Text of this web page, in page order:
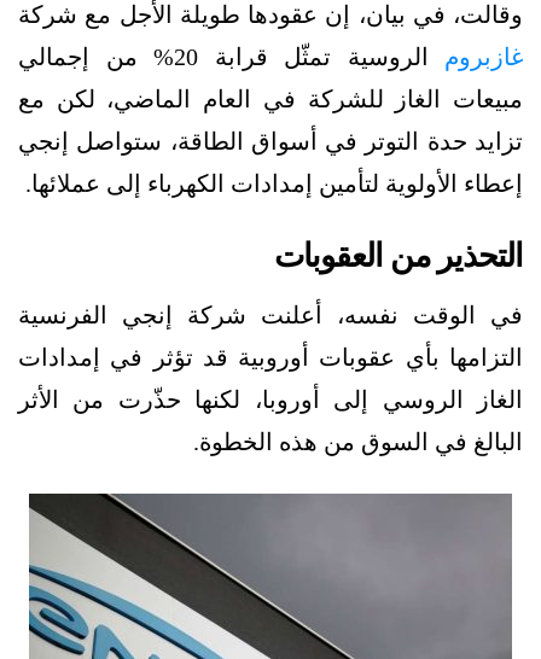
وقالت، في بيان، إن عقودها طويلة الأجل مع شركة
غازبروم
الروسية تمثّل قرابة 20% من إجمالي
مبيعات الغاز للشركة في العام الماضي، لكن مع
تزايد حدة التوتر في أسواق الطاقة، ستواصل إنجي
إعطاء الأولوية لتأمين إمدادات الكهرباء إلى عملائها.
التحذير من العقوبات
في الوقت نفسه، أعلنت شركة إنجي الفرنسية
التزامها بأي عقوبات أوروبية قد تؤثر في إمدادات
الغاز الروسي إلى أوروبا، لكنها حذّرت من الأثر
البالغ في السوق من هذه الخطوة.